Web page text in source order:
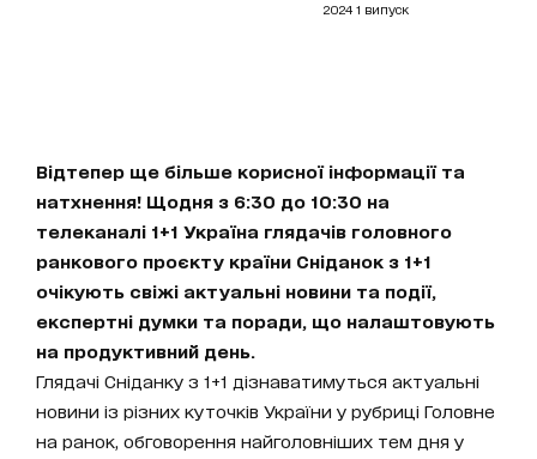
2024 1 випуск
Відтепер ще більше корисної інформації та
натхнення! Щодня з 6:30 до 10:30 на
телеканалі 1+1 Україна глядачів головного
ранкового проєкту країни Сніданок з 1+1
очікують свіжі актуальні новини та події,
експертні думки та поради, що налаштовують
на продуктивний день.
Глядачі Сніданку з 1+1 дізнаватимуться актуальні
новини із різних куточків України у рубриці Головне
на ранок, обговорення найголовніших тем дня у